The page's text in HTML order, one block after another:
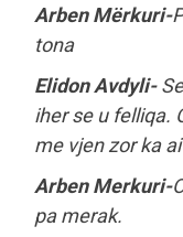
Arben Mërkuri-
tona
Elidon Avdyli-
iher se u felliqa.
me vjen zor ka
Arben Merkuri-
pa merak.